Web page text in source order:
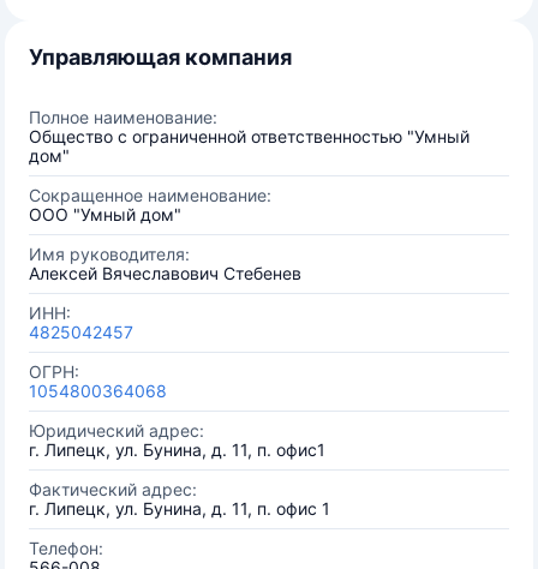
Управляющая компания
Полное наименование:
Общество с ограниченной ответственностью "Умный
дом"
Сокращенное наименование:
ООО "Умный дом"
Имя руководителя:
Алексей Вячеславович Стебенев
ИНН:
4825042457
ОГРН:
1054800364068
Юридический адрес:
г. Липецк, ул. Бунина, д. 11, п. офис1
Фактический адрес:
г. Липецк, ул. Бунина, д. 11, п. офис 1
Телефон: